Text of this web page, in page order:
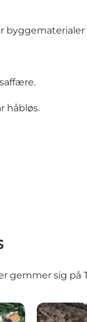
håbløs.
gemmer sig på
Orte Mølle